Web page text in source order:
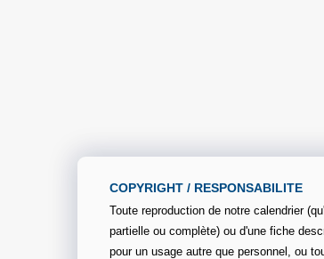
COPYRIGHT / RESPONSABILITE
Toute reproduction de notre calendrier
partielle ou complète) ou d'une fiche
pour un usage autre que personnel, ou